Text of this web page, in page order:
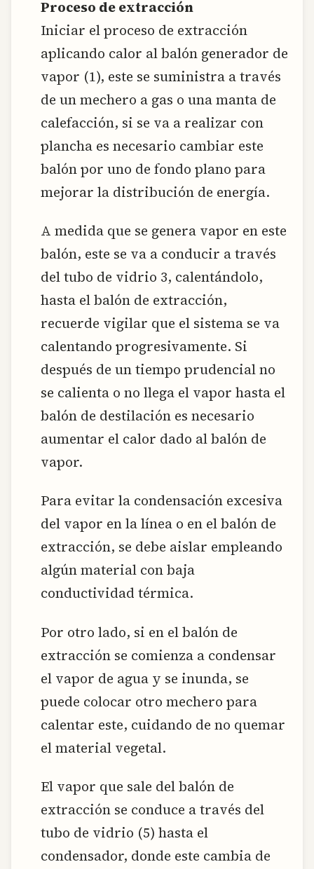
Proceso de extracción
Iniciar el proceso de extracción
aplicando calor al balón generador de
vapor (1), este se suministra a través
de un mechero a gas o una manta de
calefacción, si se va a realizar con
plancha es necesario cambiar este
balón por uno de fondo plano para
mejorar la distribución de energía.
A medida que se genera vapor en este
balón, este se va a conducir a través
del tubo de vidrio 3, calentándolo,
hasta el balón de extracción,
recuerde vigilar que el sistema se va
calentando progresivamente. Si
después de un tiempo prudencial no
se calienta o no llega el vapor hasta el
balón de destilación es necesario
aumentar el calor dado al balón de
vapor.
Para evitar la condensación excesiva
del vapor en la línea o en el balón de
extracción, se debe aislar empleando
algún material con baja
conductividad térmica.
Por otro lado, si en el balón de
extracción se comienza a condensar
el vapor de agua y se inunda, se
puede colocar otro mechero para
calentar este, cuidando de no quemar
el material vegetal.
El vapor que sale del balón de
extracción se conduce a través del
tubo de vidrio (5) hasta el
condensador, donde este cambia de